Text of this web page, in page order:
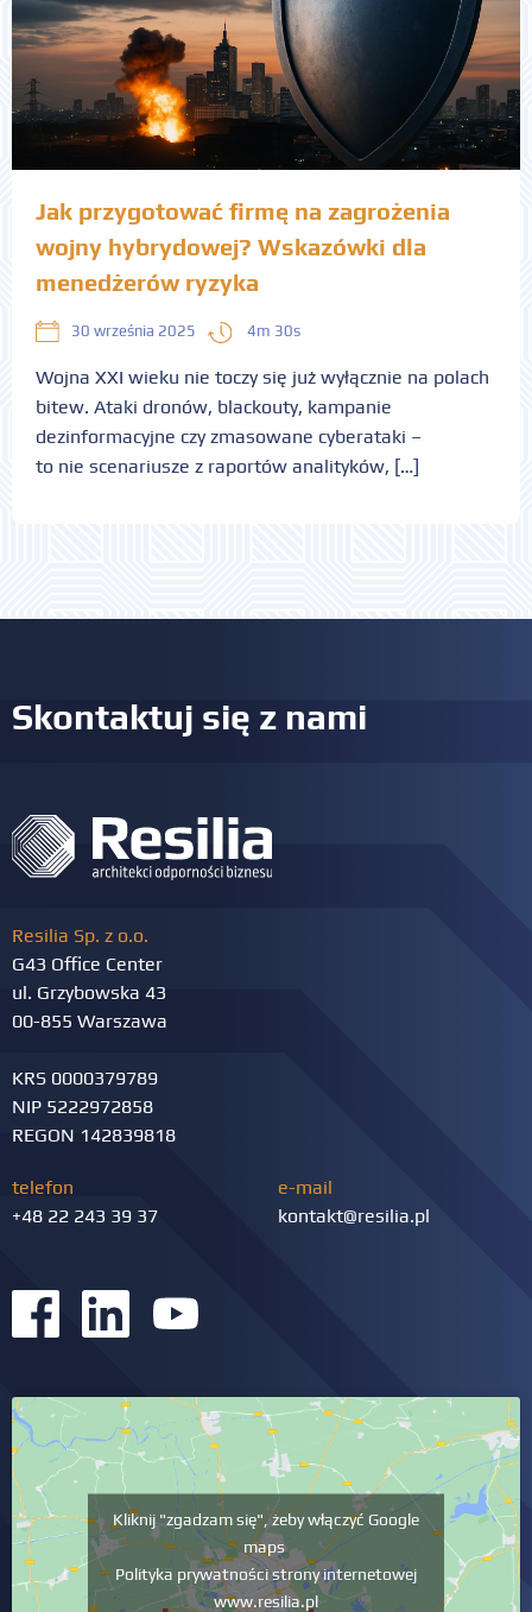
Jak przygotować firmę na zagrożenia
wojny hybrydowej? Wskazówki dla
menedżerów ryzyka
30 września 2025 4m 30s
Wojna XXI wieku nie toczy się już wyłącznie na polach
bitew. Ataki dronów, blackouty, kampanie
dezinformacyjne czy zmasowane cyberataki –
to nie scenariusze z raportów analityków, […]
Skontaktuj się z nami
Resilia Sp. z o.o.
G43 Office Center
ul. Grzybowska 43
00-855 Warszawa
KRS 0000379789
NIP 5222972858
REGON 142839818
telefon
+48 22 243 39 37
e-mail
kontakt@resilia.pl
Kliknij "zgadzam się", żeby włączyć Google
maps
Polityka prywatności strony internetowej
www.resilia.pl